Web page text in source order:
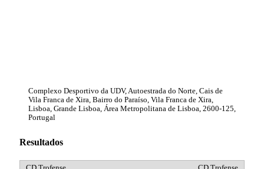
Complexo Desportivo da UDV, Autoestrada do Norte, Cais de
Vila Franca de Xira, Bairro do Paraíso, Vila Franca de Xira,
Lisboa, Grande Lisboa, Área Metropolitana de Lisboa, 2600-125,
Portugal
Resultados